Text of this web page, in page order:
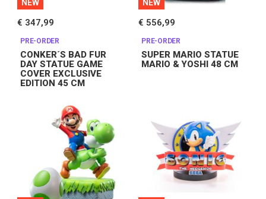
NEW
CONKER´S BAD FUR
DAY STATUE GAME
COVER EXCLUSIVE
EDITION 45 CM
€ 347,99
PRE-ORDER
NEW
SUPER MARIO STATUE
MARIO & YOSHI 48 CM
€ 556,99
PRE-ORDER